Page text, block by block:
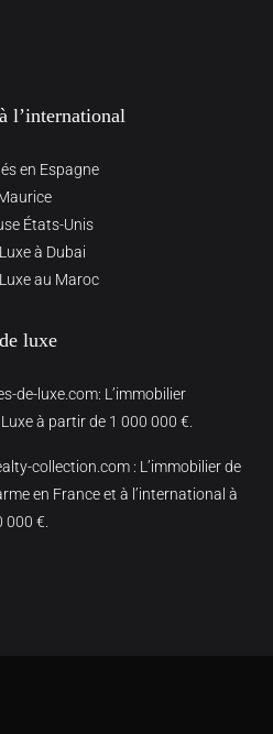
l’international
en Espagne
États-Unis
à Dubai
au Maroc
luxe
de-luxe.com: L’immobilier
à partir de 1 000 000 €.
collection.com : L’immobilier de
en France et à l’international à
000 €.